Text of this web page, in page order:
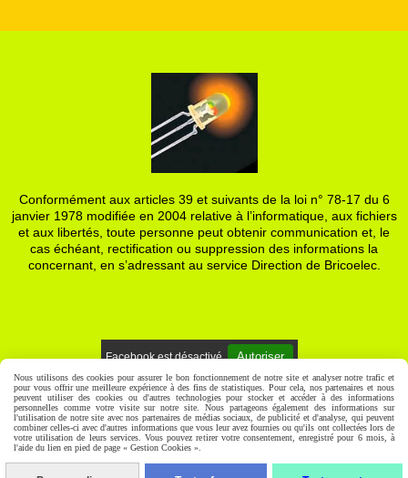
Conformément aux articles 39 et suivants de la loi n° 78-17 du 6
janvier 1978 modifiée en 2004 relative à l’informatique, aux fichiers
et aux libertés, toute personne peut obtenir communication et, le
cas échéant, rectification ou suppression des informations la
concernant, en s’adressant au service Direction de Bricoelec.
Facebook est désactivé. Autoriser
Mentions Légales Gestion cookies Mon Compte
Nous utilisons des cookies pour assurer le bon fonctionnement de notre site et analyser notre trafic et
pour vous offrir une meilleure expérience à des fins de statistiques. Pour cela, nos partenaires et nous
peuvent utiliser des cookies ou d'autres technologies pour stocker et accéder à des informations
personnelles comme votre visite sur notre site. Nous partageons également des informations sur
l'utilisation de notre site avec nos partenaires de médias sociaux, de publicité et d'analyse, qui peuvent
combiner celles-ci avec d'autres informations que vous leur avez fournies ou qu'ils ont collectées lors de
votre utilisation de leurs services. Vous pouvez retirer votre consentement, enregistré pour 6 mois, à
l'aide du lien en pied de page « Gestion Cookies ».